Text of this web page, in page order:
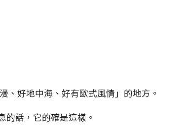
、好地中海、好有歐式風情」的地方。
的話，它的確是這樣。